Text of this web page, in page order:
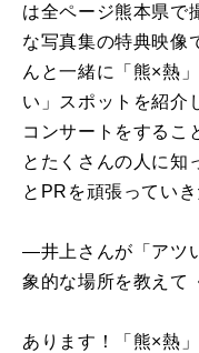
は全ページ熊本県で
な写真集の特典映像
んと一緒に「熊×熱
い」スポットを紹介
コンサートをするこ
とたくさんの人に知
とPRを頑張ってい
―井上さんが「アツ
象的な場所を教えて
あります！「熊×熱